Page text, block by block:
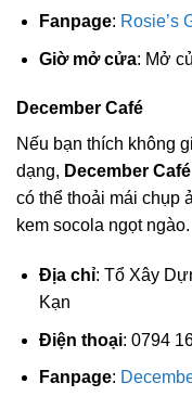
Fanpage: Rosie’s
Giờ mở cửa: Mở
December Café
Nếu bạn thích không
dạng, December Café
có thể thoải mái chụp
kem socola ngọt ngào.
Địa chỉ: Tổ Xây
Kạn
Điện thoại: 0794
Fanpage: